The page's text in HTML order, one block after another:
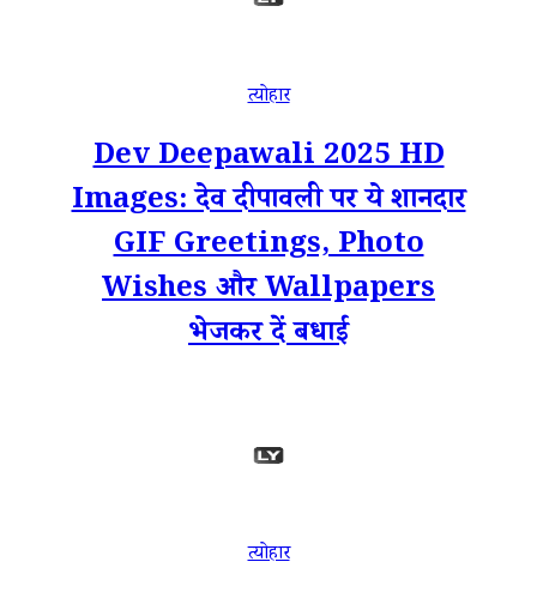
त्योहार
Dev Deepawali 2025 HD
Images: देव दीपावली पर ये शानदार
GIF Greetings, Photo
Wishes और Wallpapers
भेजकर दें बधाई
त्योहार